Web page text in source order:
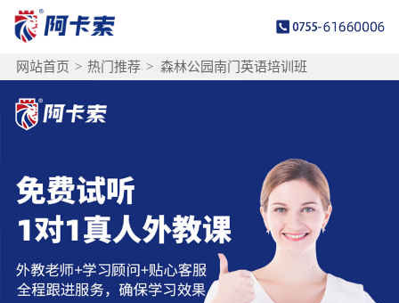
网站首页 > 热门推荐 > 森林公园南门英语培训班